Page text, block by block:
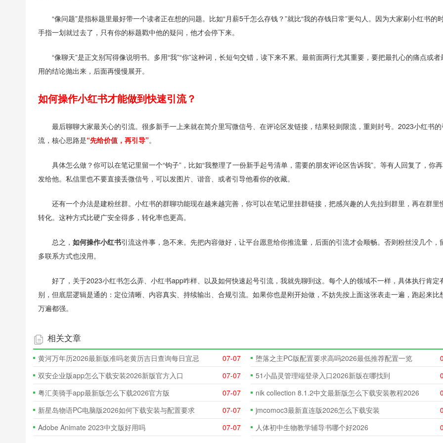
“像问题”是指标题里最好带一个读者正在想的问题。比如“月薪5千怎么存钱？”就比“我的存钱日常”更勾人。因为大家刷小红书的
手指一划就过去了，只有你的标题戳中他的疑问，他才会停下来。
“像聊天”是正文别写得像说明书。多用“我”“你”这种词，长短句交错，读下来不累。最前面两行尤其重要，要把最扎心的痛点或者
用的结论抛出来，后面再慢慢展开。
如何操作小红书才能做到快速引流？
最后聊聊大家最关心的引流。很多新手一上来就在简介里写微信号、在评论区发链接，结果轻则限流，重则封号。2023小红书的
流，核心思路是“先给价值，再引导”。
具体怎么做？你可以在笔记里留一个“钩子”，比如“我整理了一份新手起号清单，需要的朋友评论区告诉我”。等有人回复了，你
发给他。私信里也不要直接丢微信号，可以发图片、谐音、或者引导他看你的收藏。
还有一个办法是建粉丝群。小红书的群聊功能现在越来越完善，你可以在笔记里挂群链接，把感兴趣的人先拉到群里，再在群里
转化。这种方式比硬广安全得多，转化率也更高。
总之， 如何操作小红书引流这件事，急不来。先把内容做好，让平台愿意给你推流量，后面的引流才会顺畅。否则粉丝没几个，
多联系方式也没用。
好了，关于2023小红书怎么弄、小红书app咋样、以及如何快速起号引流，我就先聊到这。每个人的领域不一样，具体执行肯定
别，但底层逻辑是通的：定位清晰、内容真实、持续输出、合规引流。如果你也是刚开始做，不妨先按上面这张表走一遍，跑起来比
万遍都强。
相关文章
07-07
黄河万年历2026最新版准吗老黄历吉日查询每日宜忌
堕落之主PC版配置要求高吗2026最低推荐配置一览
07-07
双安企业版app怎么下载安装2026新版官方入口
51小晶灵管理端登录入口2026新版在哪找到
07-07
粤汇美骑手app最新版怎么下载2026官方版
nik collection 8.1.2中文最新版怎么下载安装教程2026
07-07
新星岛物语PC电脑版2026如何下载安装与配置要求
jmcomoc3最新直连版2026怎么下载安装
07-07
Adobe Animate 2023中文版好用吗 人体初中生物教学辅导书哪个好2026